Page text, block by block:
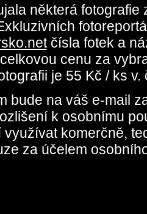
některá fotografie
čísla fotek a
cenu za
je 55 Kč / ks v.
bude na váš e-mail
k osobnímu
využívat komerčně,
za účelem